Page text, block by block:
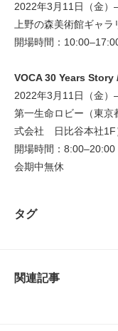
2022年3月11日（金）
上野の森美術館ギャラ
開場時間：
VOCA 30 Years Story
2022年3月11日（金）
第一生命ロビー（東
式会社 日比谷本社1F
開場時間：8:00–20:00
会期中無休
タグ
関連記事